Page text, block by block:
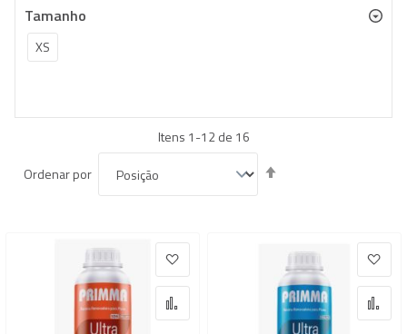
Itens 1-12de 16
Ordenar por
Adicionar à lista de desejos
Adicionar para Comparar
Tamanho
XS